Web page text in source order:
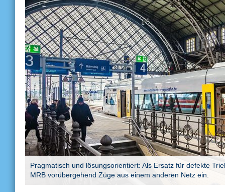
Pragmatisch und lösungsorientiert: Als Ersatz für defekte
MRB vorübergehend Züge aus einem anderen Netz ein.